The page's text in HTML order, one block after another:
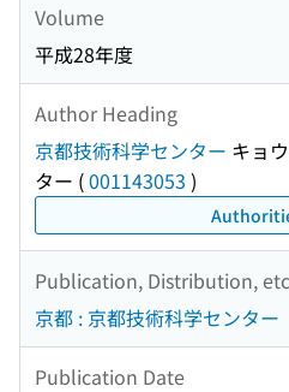
Volume
平成28年度
Author Heading
京都技術科学センター キョ
ター (001143053 )
Publication, Distribution,
京都 : 京都技術科学センター
Publication Date